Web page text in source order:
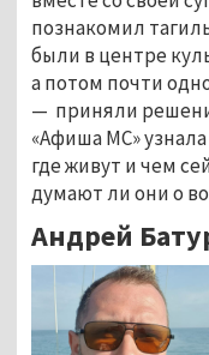
познакомил
были в центре
а потом почти
— приняли
«Афиша МС»
где живут и чем
думают ли они о
Андрей